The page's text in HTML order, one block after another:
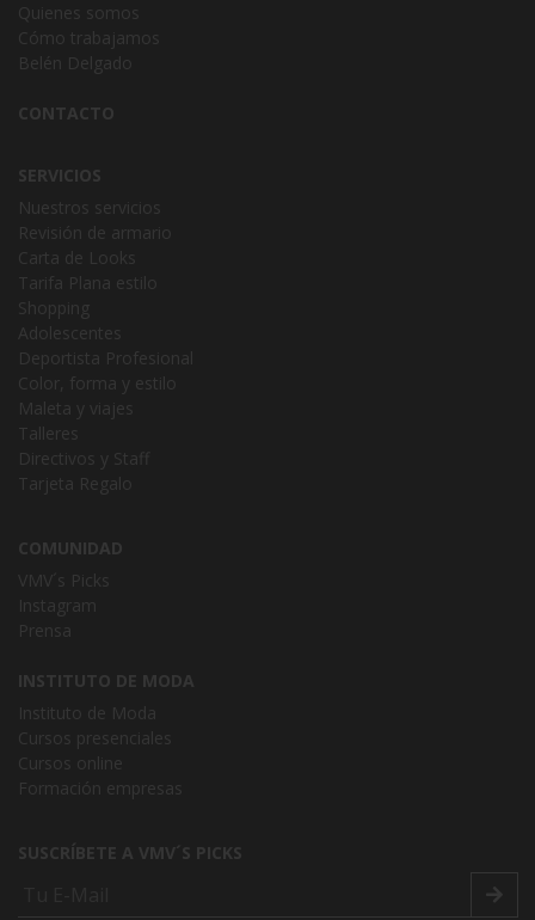
Quienes somos
Cómo trabajamos
Belén Delgado
CONTACTO
SERVICIOS
Nuestros servicios
Revisión de armario
Carta de Looks
Tarifa Plana estilo
Shopping
Adolescentes
Deportista Profesional
Color, forma y estilo
Maleta y viajes
Talleres
Directivos y Staff
Tarjeta Regalo
COMUNIDAD
VMV´s Picks
Instagram
Prensa
INSTITUTO DE MODA
Instituto de Moda
Cursos presenciales
Cursos online
Formación empresas
SUSCRÍBETE A VMV´S PICKS